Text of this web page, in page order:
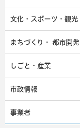
文化・スポーツ・観光
まちづくり・ 都市開発
しごと・産業
市政情報
事業者